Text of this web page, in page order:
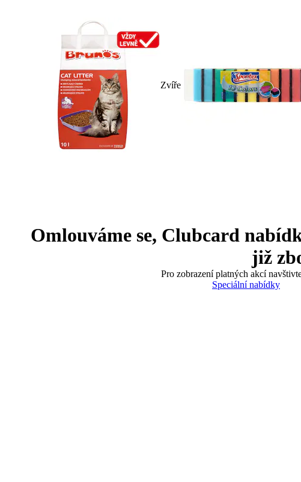
Zvíře
Omlouváme se, Clubcard
již
Pro zobrazení platných akcí
Speciální nabídky